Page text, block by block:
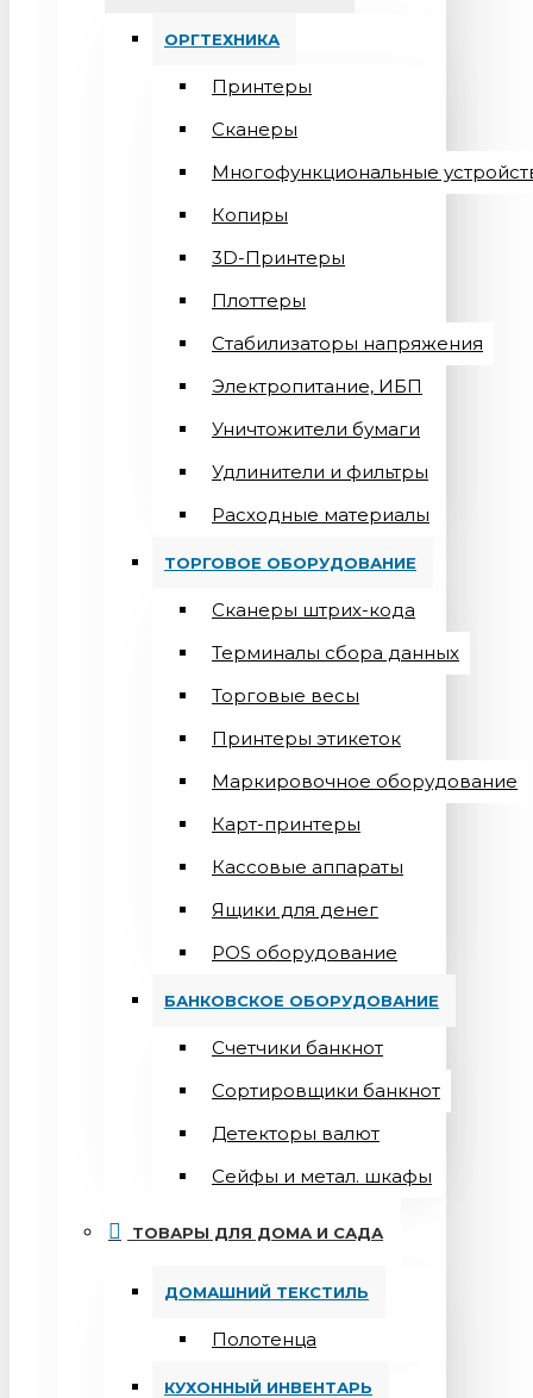
ОРГТЕХНИКА
Принтеры
Сканеры
Многофункциональные
Копиры
3D-Принтеры
Плоттеры
Стабилизаторы напряжения
Электропитание, ИБП
Уничтожители бумаги
Удлинители и фильтры
Расходные материалы
ТОРГОВОЕ ОБОРУДОВАНИЕ
Сканеры штрих-кода
Терминалы сбора данных
Торговые весы
Принтеры этикеток
Маркировочное оборудование
Карт-принтеры
Кассовые аппараты
Ящики для денег
POS оборудование
БАНКОВСКОЕ ОБОРУДОВАНИЕ
Счетчики банкнот
Сортировщики банкнот
Детекторы валют
Сейфы и метал. шкафы
ТОВАРЫ ДЛЯ ДОМА И САДА
ДОМАШНИЙ ТЕКСТИЛЬ
Полотенца
КУХОННЫЙ ИНВЕНТАРЬ